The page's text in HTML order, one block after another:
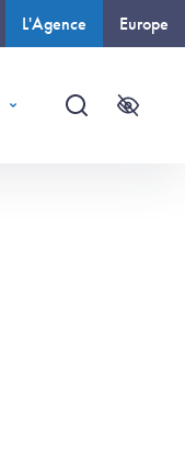
L'Agence Europe
Recherche